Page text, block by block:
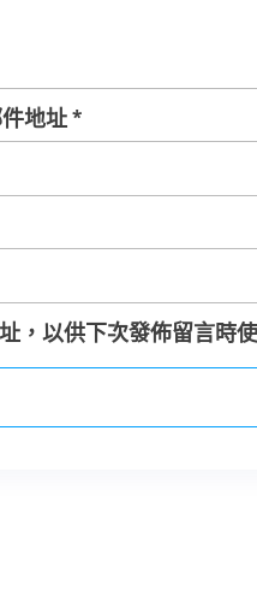
地址*
，以供下次發佈留言時